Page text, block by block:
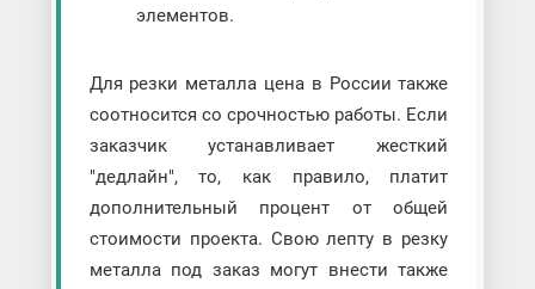
элементов.
Для резки металла цена в России также
соотносится со срочностью работы. Если
заказчик устанавливает жесткий
"дедлайн", то, как правило, платит
дополнительный процент от общей
стоимости проекта. Свою лепту в резку
металла под заказ могут внести также